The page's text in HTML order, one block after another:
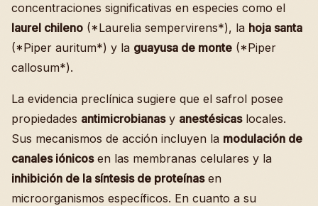
concentraciones significativas en especies como el
laurel chileno (*Laurelia sempervirens*), la hoja santa
(*Piper auritum*) y la guayusa de monte (*Piper
callosum*).
La evidencia preclínica sugiere que el safrol posee
propiedades antimicrobianasy anestésicaslocales.
Sus mecanismos de acción incluyen la modulación de
canales iónicosen las membranas celulares y la
inhibición de la síntesis de proteínasen
microorganismos específicos. En cuanto a su